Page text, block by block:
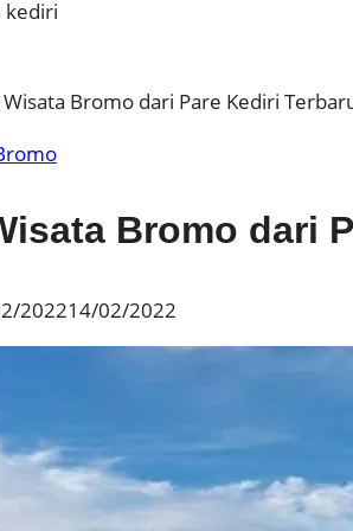
Wisata Bromo dari Pare Kediri
Bromo dari
202214/02/2022